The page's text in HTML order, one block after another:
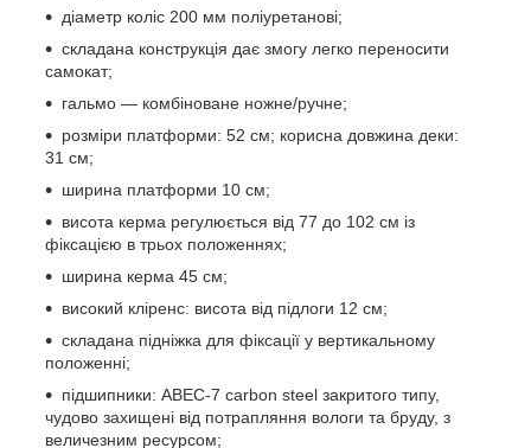
діаметр коліс 200 мм поліуретанові;
складана конструкція дає змогу легко переносити
самокат;
гальмо — комбіноване ножне/ручне;
розміри платформи: 52 см; корисна довжина деки:
31 см;
ширина платформи 10 см;
висота керма регулюється від 77 до 102 см із
фіксацією в трьох положеннях;
ширина керма 45 см;
високий кліренс: висота від підлоги 12 см;
складана підніжка для фіксації у вертикальному
положенні;
підшипники: ABEC-7 carbon steel закритого типу,
чудово захищені від потрапляння вологи та бруду, з
величезним ресурсом;